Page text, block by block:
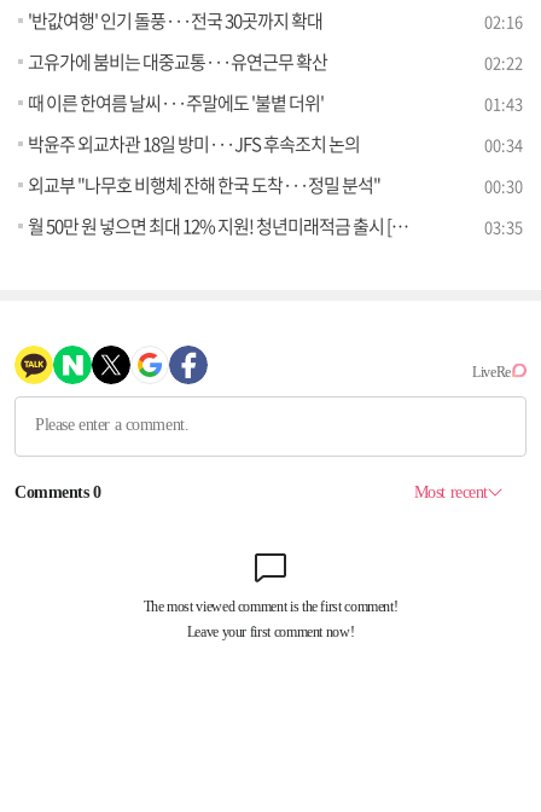
'반값여행' 인기 돌풍···전국 30곳까지 확대 02:16
고유가에 붐비는 대중교통···유연근무 확산 02:22
때 이른 한여름 날씨···주말에도 '불볕 더위' 01:43
박윤주 외교차관 18일 방미···JFS 후속조치 논의 00:34
외교부 "나무호 비행체 잔해 한국 도착···정밀 분석" 00:30
월 50만 원 넣으면 최대 12% 지원! 청년미래적금 출시 [클릭K+] 03:35